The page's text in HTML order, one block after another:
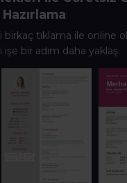
Hazırlama
birkaç tıklama ile online
işe bir adım daha yaklaş.